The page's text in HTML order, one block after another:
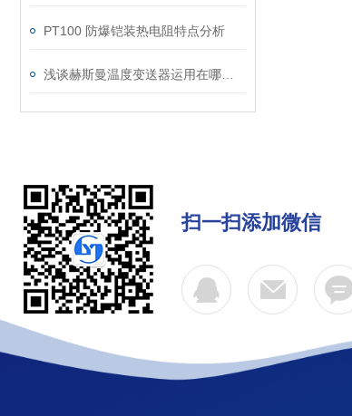
PT100 防爆铠装热电阻特点分析
扫一扫添加微信